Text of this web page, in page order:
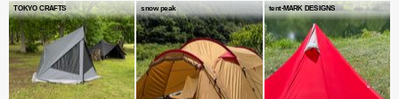
TOKYO CRAFTS snow peak tent-MARK DESIGNS